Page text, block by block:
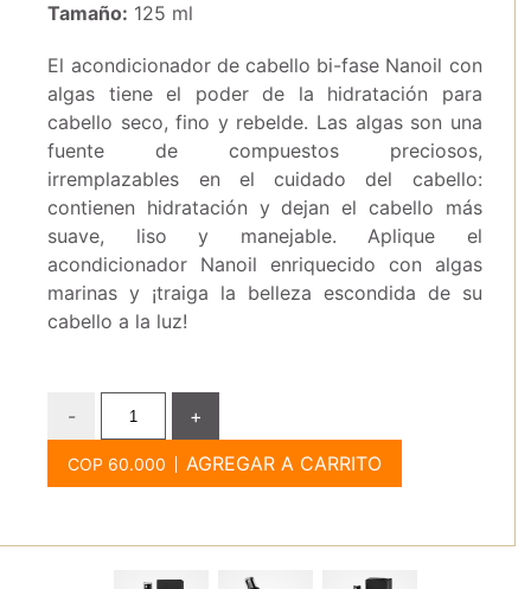
Tamaño: 125 ml
El acondicionador de cabello bi-fase Nanoil con
algas tiene el poder de la hidratación para
cabello seco, fino y rebelde. Las algas son una
fuente de compuestos preciosos,
irremplazables en el cuidado del cabello:
contienen hidratación y dejan el cabello más
suave, liso y manejable. Aplique el
acondicionador Nanoil enriquecido con algas
marinas y ¡traiga la belleza escondida de su
cabello a la luz!
-
+
AGREGAR A CARRITO